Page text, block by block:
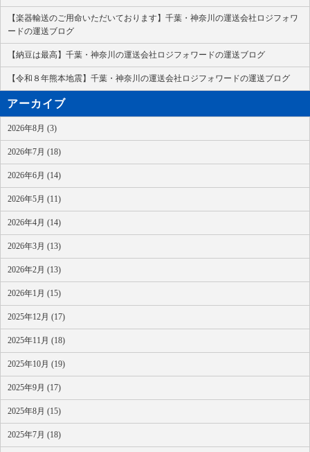
【楽器輸送のご用命いただいております】千葉・神奈川の運送会社ロジフォワ
ードの運送ブログ
【納豆は最高】千葉・神奈川の運送会社ロジフォワードの運送ブログ
【令和８年熊本地震】千葉・神奈川の運送会社ロジフォワードの運送ブログ
アーカイブ
2026年8月 (3)
2026年7月 (18)
2026年6月 (14)
2026年5月 (11)
2026年4月 (14)
2026年3月 (13)
2026年2月 (13)
2026年1月 (15)
2025年12月 (17)
2025年11月 (18)
2025年10月 (19)
2025年9月 (17)
2025年8月 (15)
2025年7月 (18)